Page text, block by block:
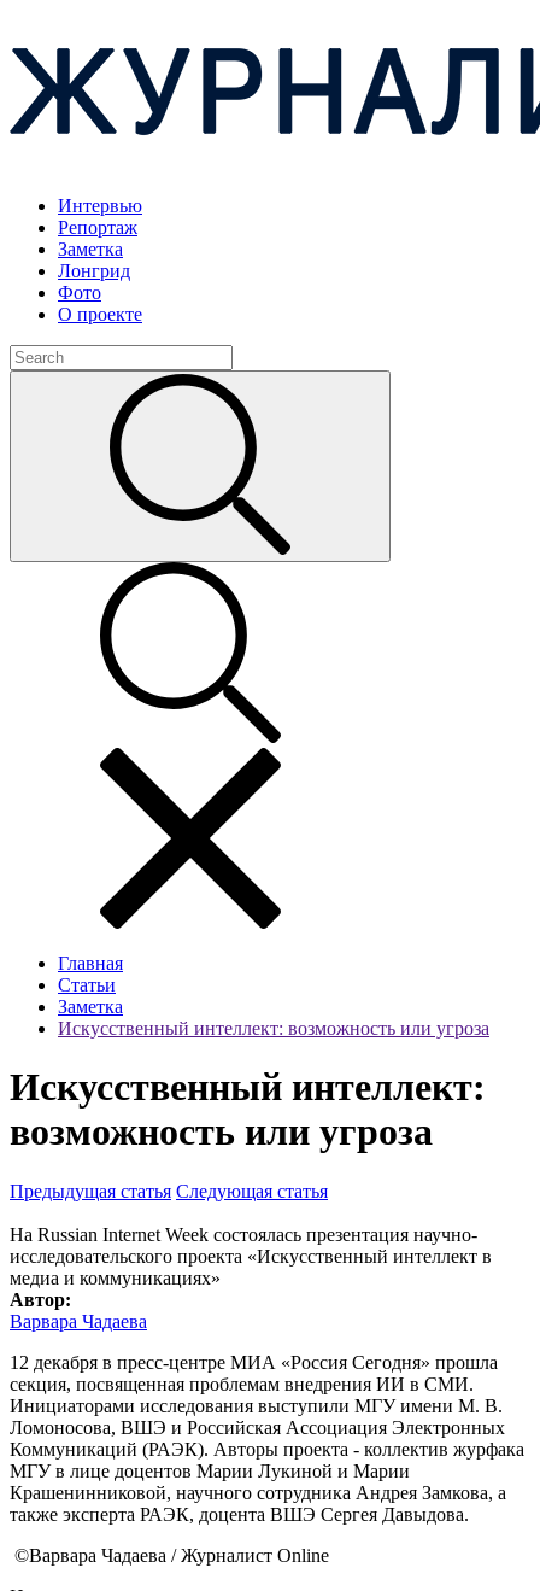
Интервью
Репортаж
Заметка
Лонгрид
Фото
О проекте
Главная
Статьи
Заметка
Искусственный интеллект: возможность или угроза
Искусственный интеллект:
возможность или угроза
Предыдущая статья Следующая статья
На Russian Internet Week состоялась презентация научно-
исследовательского проекта «Искусственный интеллект в
медиа и коммуникациях»
Автор:
Варвара Чадаева
12 декабря в пресс-центре МИА «Россия Сегодня» прошла
секция, посвященная проблемам внедрения ИИ в СМИ.
Инициаторами исследования выступили МГУ имени М. В.
Ломоносова, ВШЭ и Российская Ассоциация Электронных
Коммуникаций (РАЭК). Авторы проекта - коллектив журфака
МГУ в лице доцентов Марии Лукиной и Марии
Крашенинниковой, научного сотрудника Андрея Замкова, а
также эксперта РАЭК, доцента ВШЭ Сергея Давыдова.
©Варвара Чадаева / Журналист Online